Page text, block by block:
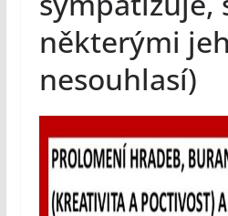
některými
nesouhlasí)